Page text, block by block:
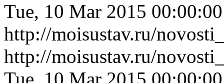
Tue, 10 Mar 2015
http://moisustav.ru/
http://moisustav.ru/